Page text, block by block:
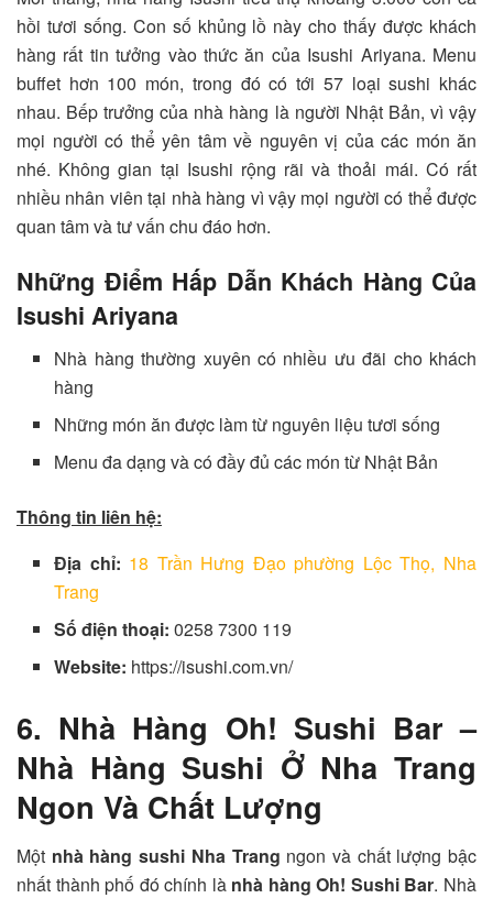
hồi tươi sống. Con số khủng lồ này cho thấy được khách
hàng rất tin tưởng vào thức ăn của Isushi Ariyana. Menu
buffet hơn 100 món, trong đó có tới 57 loại sushi khác
nhau. Bếp trưởng của nhà hàng là người Nhật Bản, vì vậy
mọi người có thể yên tâm về nguyên vị của các món ăn
nhé. Không gian tại Isushi rộng rãi và thoải mái. Có rất
nhiều nhân viên tại nhà hàng vì vậy mọi người có thể được
quan tâm và tư vấn chu đáo hơn.
Những Điểm Hấp Dẫn Khách Hàng Của
Isushi Ariyana
Nhà hàng thường xuyên có nhiều ưu đãi cho khách
hàng
Những món ăn được làm từ nguyên liệu tươi sống
Menu đa dạng và có đầy đủ các món từ Nhật Bản
Thông tin liên hệ:
Địa chỉ: 18 Trần Hưng Đạo phường Lộc Thọ, Nha
Trang
Số điện thoại:0258 7300 119
Website: https://isushi.com.vn/
6. Nhà Hàng Oh! Sushi Bar –
Nhà Hàng Sushi Ở Nha Trang
Ngon Và Chất Lượng
Một nhà hàng sushi Nha Trang ngon và chất lượng bậc
nhất thành phố đó chính là nhà hàng Oh! Sushi Bar. Nhà